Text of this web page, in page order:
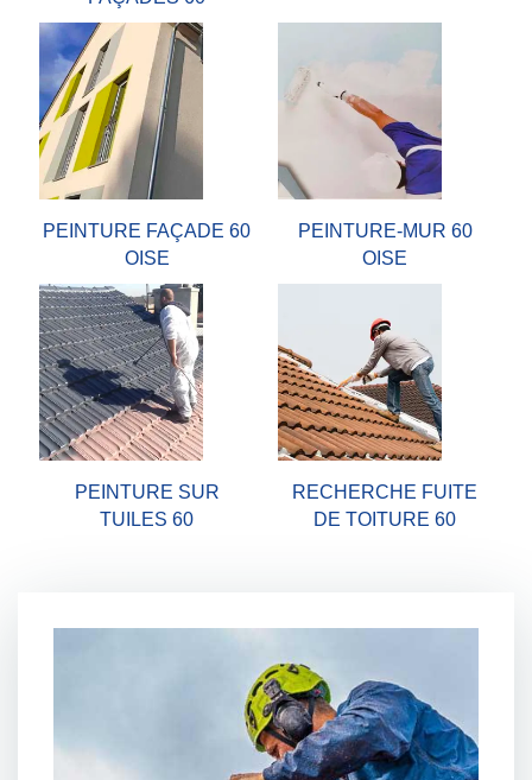
PEINTURE FAÇADE 60
OISE
PEINTURE-MUR 60
OISE
PEINTURE SUR
TUILES 60
RECHERCHE FUITE
DE TOITURE 60